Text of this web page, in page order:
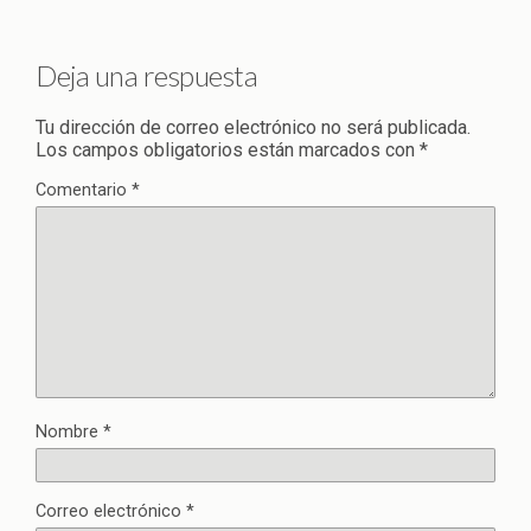
Deja una respuesta
Tu dirección de correo electrónico no será publicada.
Los campos obligatorios están marcados con *
Comentario *
Nombre *
Correo electrónico *